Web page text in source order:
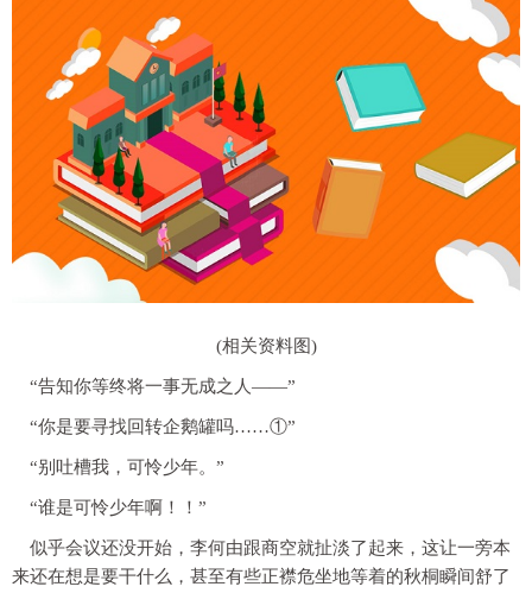
(相关资料图)
“告知你等终将一事无成之人——”
“你是要寻找回转企鹅罐吗……①”
“别吐槽我，可怜少年。”
“谁是可怜少年啊！！”
似乎会议还没开始，李何由跟商空就扯淡了起来，这让一旁本
来还在想是要干什么，甚至有些正襟危坐地等着的秋桐瞬间舒了